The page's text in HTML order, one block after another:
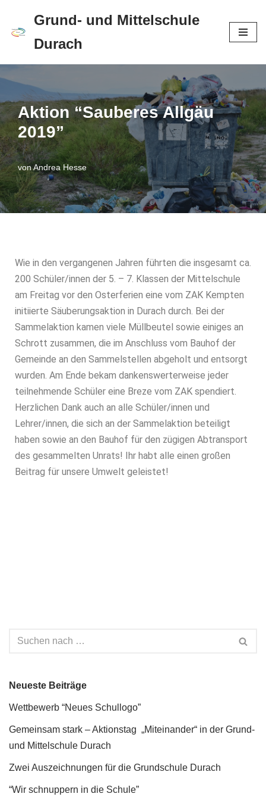
Zum
springen
Grund- und Mittelschule
Durach
Aktion “Sauberes Allgäu
2019”
vonAndrea Hesse
Wie in den vergangenen Jahren führten die insgesamt ca.
200 Schüler/innen der 5. – 7. Klassen der Mittelschule
am Freitag vor den Osterferien eine vom ZAK Kempten
initiierte Säuberungsaktion in Durach durch. Bei der
Sammelaktion kamen viele Müllbeutel sowie einiges an
Schrott zusammen, die im Anschluss vom Bauhof der
Gemeinde an den Sammelstellen abgeholt und entsorgt
wurden. Am Ende bekam dankenswerterweise jeder
teilnehmende Schüler eine Breze vom ZAK spendiert.
Herzlichen Dank auch an alle Schüler/innen und
Lehrer/innen, die sich an der Sammelaktion beteiligt
haben sowie an den Bauhof für den zügigen Abtransport
des gesammelten Unrats! Ihr habt alle einen großen
Beitrag für unsere Umwelt geleistet!
Neueste Beiträge
Wettbewerb “Neues Schullogo”
Gemeinsam stark – Aktionstag „Miteinander“ in der Grund-
und Mittelschule Durach
Zwei Auszeichnungen für die Grundschule Durach
“Wir schnuppern in die Schule”